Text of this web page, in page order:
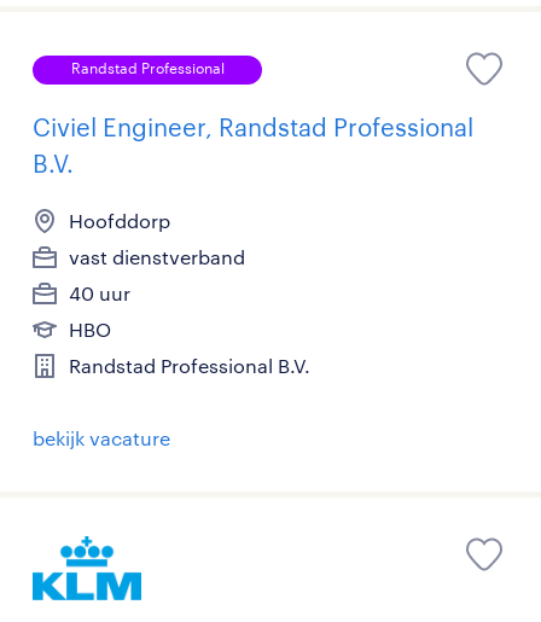
Randstad Professional
Civiel Engineer, Randstad Professional
B.V.
Hoofddorp
vast dienstverband
40 uur
HBO
Randstad Professional B.V.
bekijk vacature